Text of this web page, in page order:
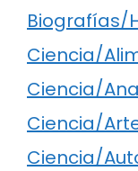
Biografías/
Ciencia/
Ciencia/
Ciencia/
Ciencia/